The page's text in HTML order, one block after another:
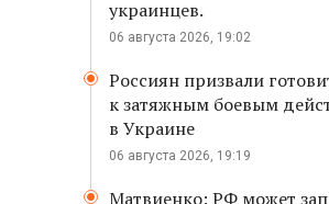
украинцев.
06 августа 2026, 19:02
Россиян призвали
к затяжным боевым
в Украине
06 августа 2026, 19:19
Матвиенко: РФ может